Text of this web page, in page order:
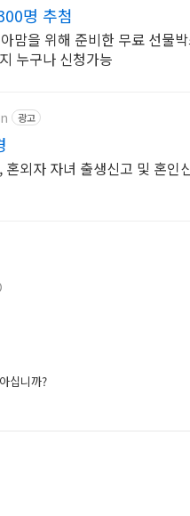
명 추첨
맘을 위해 준비한 무료 선물
누구나 신청가능
광고
외자 자녀 출생신고 및 혼인
십니까?